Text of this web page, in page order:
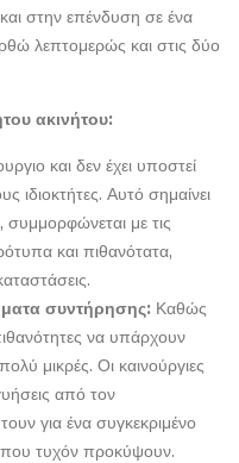
στην επένδυση σε ένα
λεπτομερώς και στις δύο
ακινήτου:
και δεν έχει υποστεί
Αυτό σημαίνει
συμμορφώνεται με τις
και πιθανότατα,
συντήρησης: Καθώς
να υπάρχουν
μικρές. Οι καινούργιες
από τον
για ένα συγκεκριμένο
τυχόν προκύψουν.